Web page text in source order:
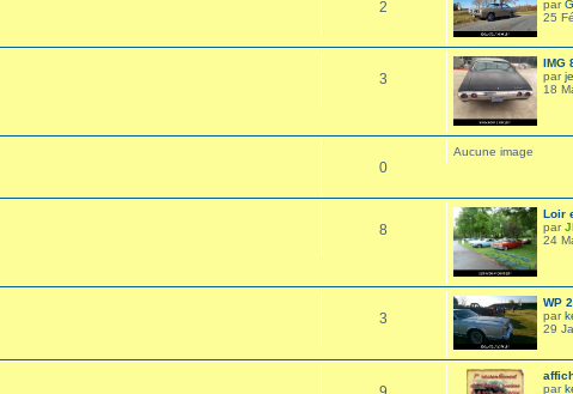
2
par
25
3
IMG
par
18
0
Aucune image
8
Loir
par
24
3
WP
par
29
par